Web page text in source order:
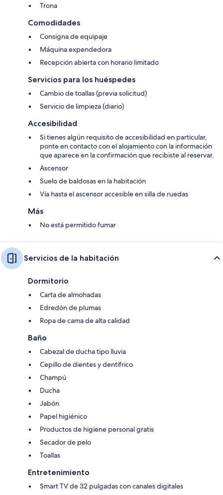
Trona
Comodidades
Consigna de equipaje
Máquina expendedora
Recepción abierta con horario limitado
Servicios para los huéspedes
Cambio de toallas (previa solicitud)
Servicio de limpieza (diario)
Accesibilidad
Si tienes algún requisito de accesibilidad en particular,
ponte en contacto con el alojamiento con la información
que aparece en la confirmación que recibiste al reservar.
Ascensor
Suelo de baldosas en la habitación
Vía hasta el ascensor accesible en silla de ruedas
Más
No está permitido fumar
Servicios de la habitación
Dormitorio
Carta de almohadas
Edredón de plumas
Ropa de cama de alta calidad
Baño
Cabezal de ducha tipo lluvia
Cepillo de dientes y dentífrico
Champú
Ducha
Jabón
Papel higiénico
Productos de higiene personal gratis
Secador de pelo
Toallas
Entretenimiento
Smart TV de 32 pulgadas con canales digitales